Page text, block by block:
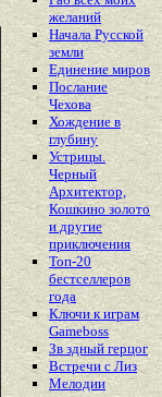
желаний
Начала Русской
земли
Единение миров
Послание
Чехова
Хождение в
глубину
Устрицы.
Черный
Архитектор,
Кошкино золото
и другие
приключения
Топ-20
бестселлеров
года
Ключи к играм
Gameboss
Зв здный герцог
Встречи с Лиз
Мелодии